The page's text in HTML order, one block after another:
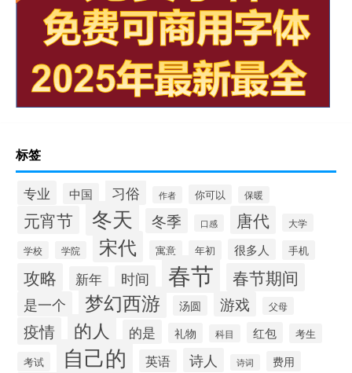
标签
专业 中国 习俗 作者 你可以 保暖
元宵节 冬天 冬季 口感 唐代 大学
学校 学院 宋代 寓意 年初 很多人 手机
攻略 新年 时间 春节 春节期间
是一个 梦幻西游 汤圆 游戏 父母
疫情 的人 的是 礼物 科目 红包
考生
考试
自己的 英语 诗人 诗词 费用